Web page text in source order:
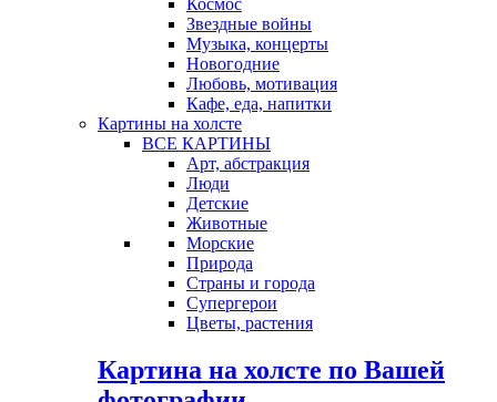
Космос
Звездные войны
Музыка, концерты
Новогодние
Любовь, мотивация
Кафе, еда, напитки
Картины на холсте
ВСЕ КАРТИНЫ
Арт, абстракция
Люди
Детские
Животные
Морские
Природа
Страны и города
Супергерои
Цветы, растения
Картина на холсте по Вашей